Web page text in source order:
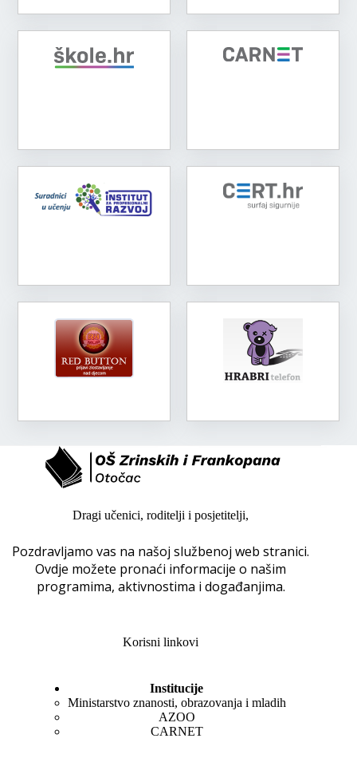
Dragi učenici, roditelji i posjetitelji,
Pozdravljamo vas na našoj službenoj web stranici.
Ovdje možete pronaći informacije o našim
programima, aktivnostima i događanjima.
Korisni linkovi
Institucije
Ministarstvo znanosti, obrazovanja i mladih
AZOO
CARNET